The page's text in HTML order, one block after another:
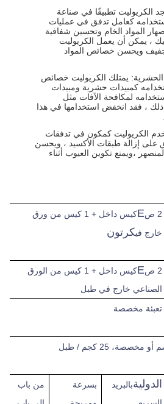
الكريوليت تطبيقًا في صناعة
كعامل تدفق في عمليات
المواد الخام وتحسين شفافية
، يمكن أن يعمل الكريوليت
ويحسن خصائص المواد
الحشرية: يمتلك الكريوليت خصائص
كمبيدات حشرية ومبيدات
لمكافحة الآفات مثل
ذلك ، فقد انخفض استخدامها في هذا
الكريوليت كمكون في تدفقات
على إزالة طبقات الأكسيد ، ويحسن
،ويمنع تكوين العيوب أثناء
2 ص E
كيس داخل + 1 كيس من ورق
خارج فيكرتون
2 ص E
كيس داخل + 1 كيس من الورق
الصناعي خارج في طبل
تعبئة مخصصة
الدوليةبالبريد
بسرعة
من باب